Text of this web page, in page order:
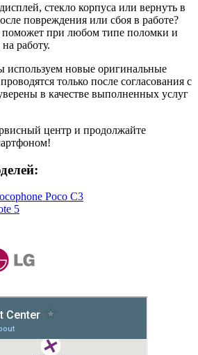
стекло корпуса или вернуть в
повреждения или сбоя в работе?
при любом типе поломки и
работу.
используем новые оригинальные
только после согласования с
в качестве выполненных услуг
центр и продолжайте
Poco C3
5